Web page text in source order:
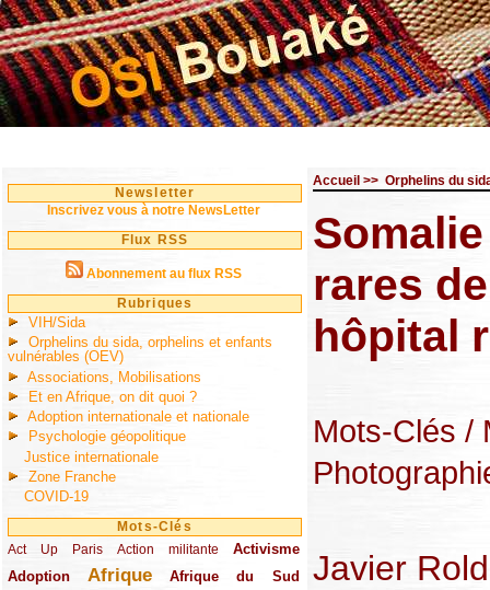
Newsletter
Inscrivez vous à notre NewsLetter
Flux RSS
Abonnement au flux RSS
Rubriques
VIH/Sida
Orphelins du sida, orphelins et enfants
vulnérables (OEV)
Associations, Mobilisations
Et en Afrique, on dit quoi ?
Adoption internationale et nationale
Psychologie géopolitique
Justice internationale
Zone Franche
COVID-19
Mots-Clés
Act Up Paris
(49/289) Action militante
(32/289) Activisme
(73/289)
Adoption
(82/289) Afrique
(161/289) Afrique du Sud
(73/289)
Accueil >> Orphelins du
rares
hôpital
Mots-Clés /
Javier